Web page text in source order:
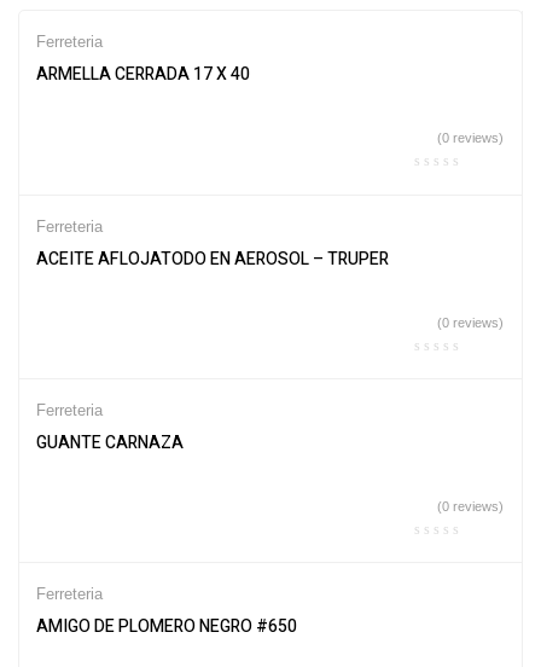
Ferreteria
ARMELLA CERRADA 17 X 40
(0 reviews)
Ferreteria
ACEITE AFLOJATODO EN AEROSOL – TRUPER
(0 reviews)
Ferreteria
GUANTE CARNAZA
(0 reviews)
Ferreteria
AMIGO DE PLOMERO NEGRO #650